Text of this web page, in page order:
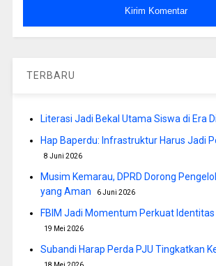
TERBARU
Literasi Jadi Bekal Utama Siswa di Era
Hap Baperdu: Infrastruktur Harus Jadi
8 Juni 2026
Musim Kemarau, DPRD Dorong
yang Aman
6 Juni 2026
FBIM Jadi Momentum Perkuat
19 Mei 2026
Subandi Harap Perda PJU Tingkatkan